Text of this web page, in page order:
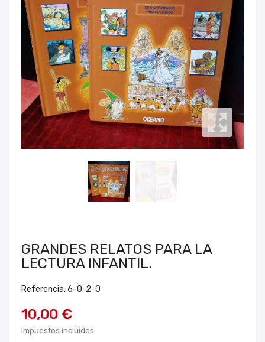
GRANDES RELATOS PARA LA
LECTURA INFANTIL.
Referencia: 6-0-2-0
10,00 €
Impuestos incluidos